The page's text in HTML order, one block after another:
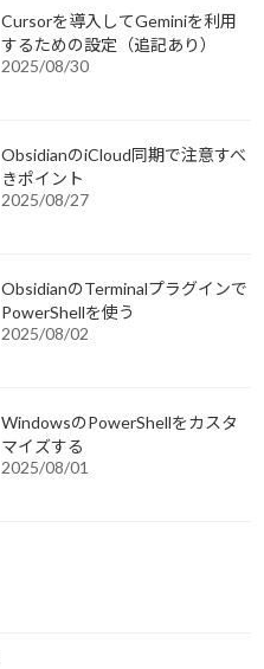
Cursorを導入してGeminiを利用
するための設定（追記あり）
2025/08/30
ObsidianのiCloud同期で注意すべ
きポイント
2025/08/27
ObsidianのTerminalプラグインで
PowerShellを使う
2025/08/02
WindowsのPowerShellをカスタ
マイズする
2025/08/01